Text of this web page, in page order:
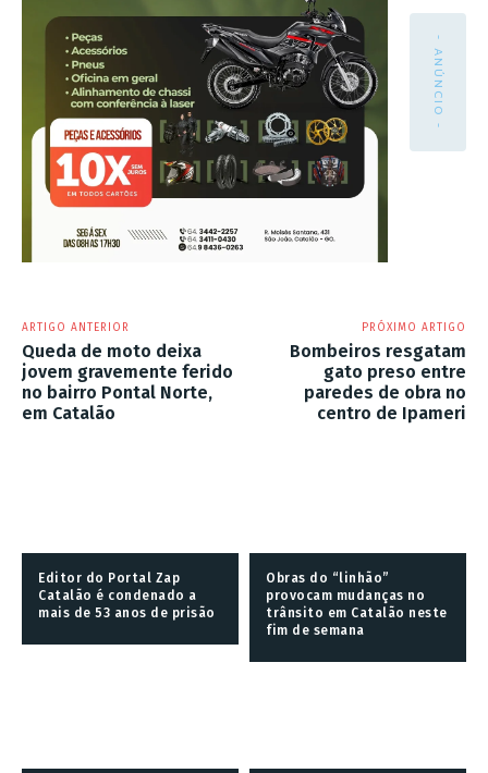
- ANÚNCIO -
ARTIGO ANTERIOR
Queda de moto deixa
jovem gravemente ferido
no bairro Pontal Norte,
em Catalão
PRÓXIMO ARTIGO
Bombeiros resgatam
gato preso entre
paredes de obra no
centro de Ipameri
Editor do Portal Zap
Catalão é condenado a
mais de 53 anos de prisão
Obras do “linhão”
provocam mudanças no
trânsito em Catalão neste
fim de semana